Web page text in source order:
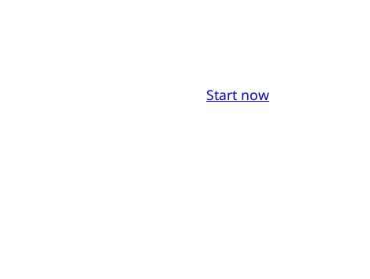
Start now